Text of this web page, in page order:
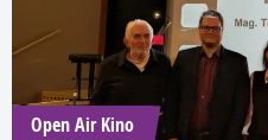
Open Air Kino